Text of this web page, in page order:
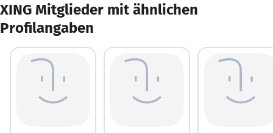
XING Mitglieder mit ähnlichen
Profilangaben